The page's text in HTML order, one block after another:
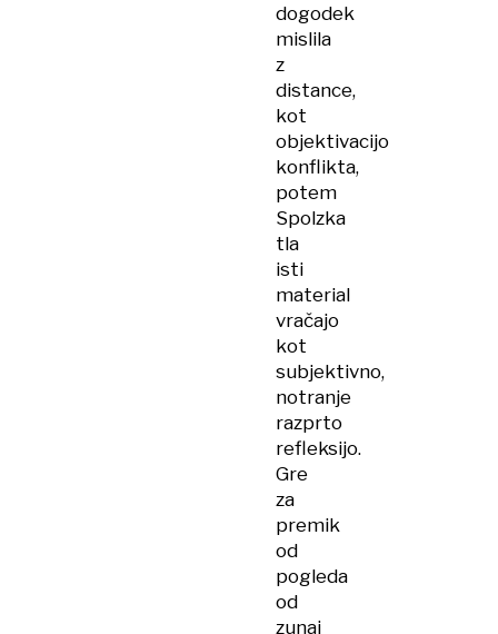
dogodek
mislila
z
distance,
kot
objektivacijo
konflikta,
potem
Spolzka
tla
isti
material
vračajo
kot
subjektivno,
notranje
razprto
refleksijo.
Gre
za
premik
od
pogleda
od
zunaj